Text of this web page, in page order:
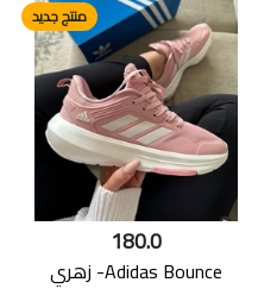
منتج جديد
180.0
Adidas Bounce- زهري